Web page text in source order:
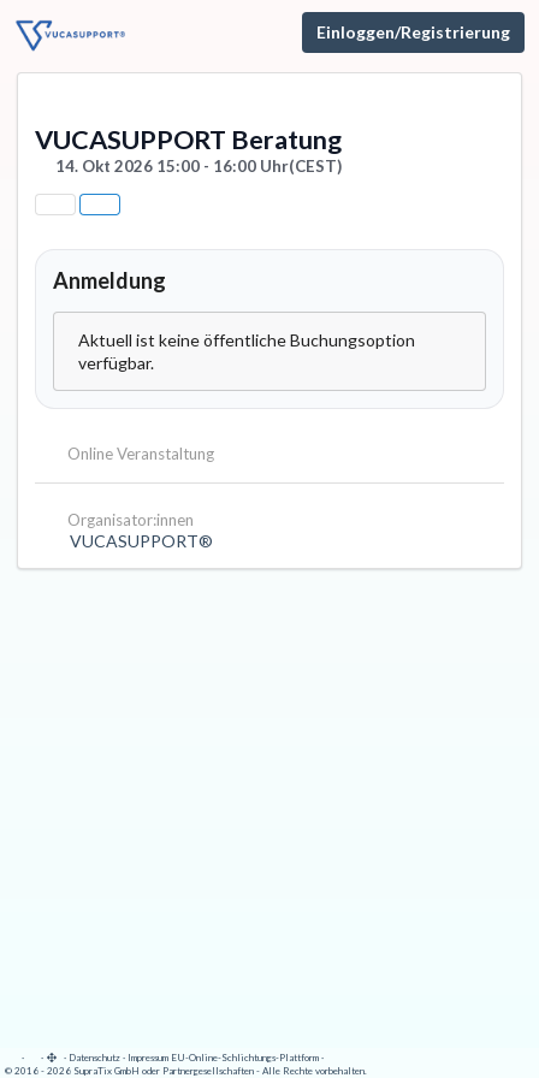
Einloggen/Registrierung
VUCASUPPORT Beratung
14. Okt 2026 15:00 - 16:00 Uhr(CEST)
Anmeldung
Aktuell ist keine öffentliche Buchungsoption
verfügbar.
Online Veranstaltung
Organisator:innen
VUCASUPPORT®
· · · Datenschutz · Impressum EU-Online-Schlichtungs-Plattform ·
© 2016 - 2026 SupraTix GmbH oder Partnergesellschaften - Alle Rechte vorbehalten.